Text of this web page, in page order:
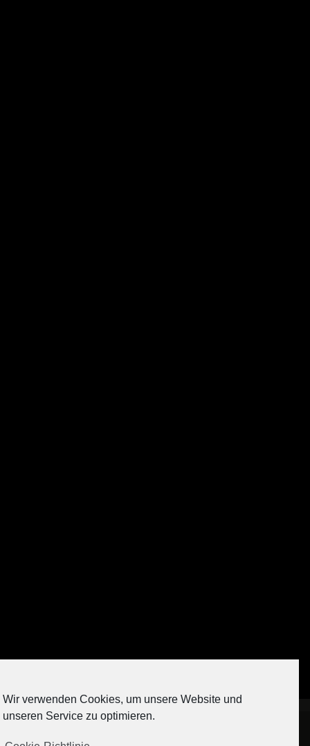
[contact-form-7 404 "Nicht gefunden"]
Wir verwenden Cookies, um unsere Website und
unseren Service zu optimieren.